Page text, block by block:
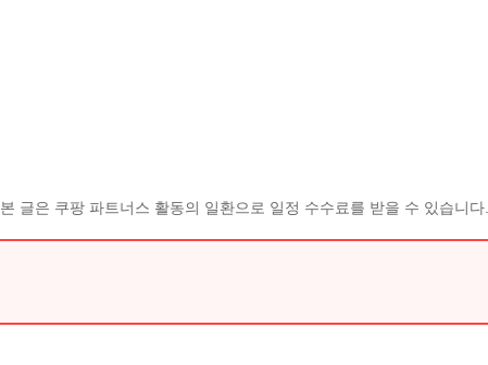
본 글은 쿠팡 파트너스 활동의 일환으로 일정 수수료를 받을 수 있습니다.